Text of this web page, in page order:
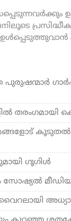
കൂടുതല്‍
ഗൂഗിള്‍
സോഷ്യല്‍
വൈറലായി